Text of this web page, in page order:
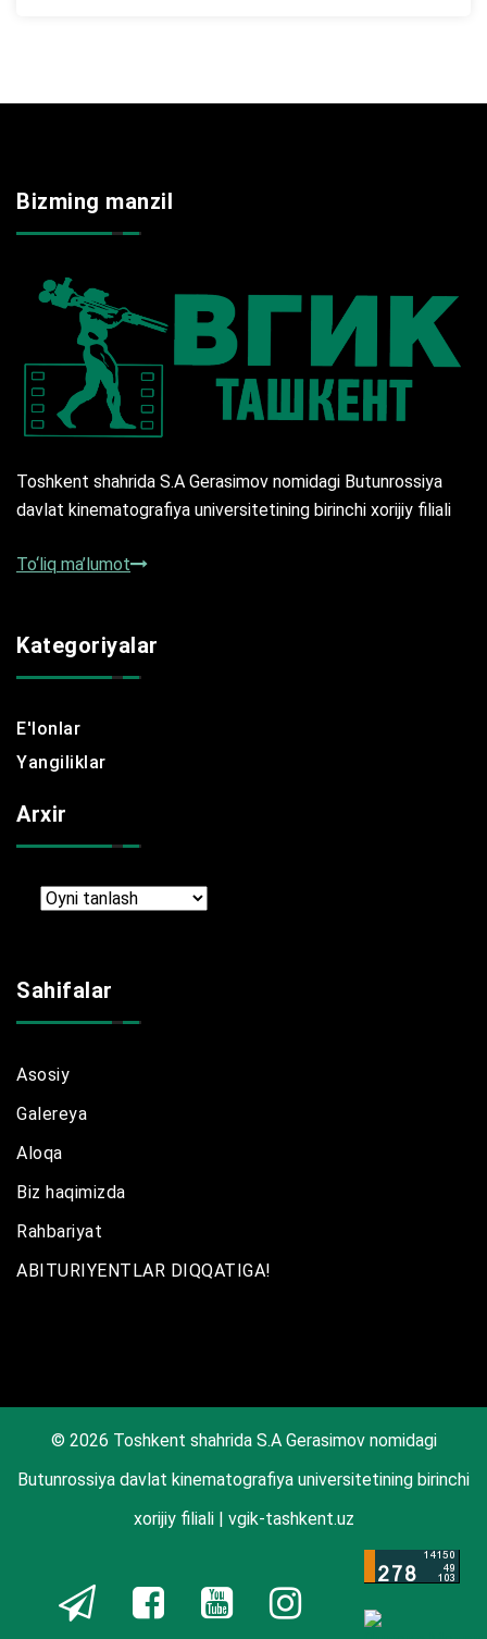
Bizming manzil
Toshkent shahrida S.A Gerasimov nomidagi Butunrossiya
davlat kinematografiya universitetining birinchi xorijiy filiali
To‘liq ma’lumot
Kategoriyalar
E'lonlar
Yangiliklar
Arxir
Arxir
Sahifalar
Asosiy
Galereya
Aloqa
Biz haqimizda
Rahbariyat
ABITURIYENTLAR DIQQATIGA!
© 2026 Toshkent shahrida S.A Gerasimov nomidagi
Butunrossiya davlat kinematografiya universitetining birinchi
xorijiy filiali | vgik-tashkent.uz